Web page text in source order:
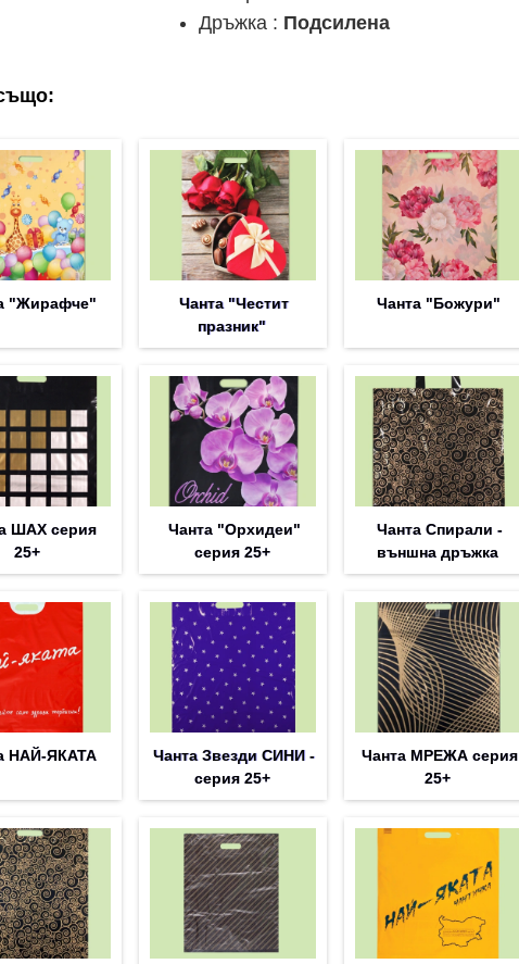
Дръжка : Подсилена
"Жирафче"
Чанта "Честит
празник"
Чанта "Божури"
ШАХ серия
25+
Чанта "Орхидеи"
серия 25+
Чанта Спирали -
външна дръжка
НАЙ-ЯКАТА
Чанта Звезди СИНИ -
серия 25+
Чанта МРЕЖА серия
25+